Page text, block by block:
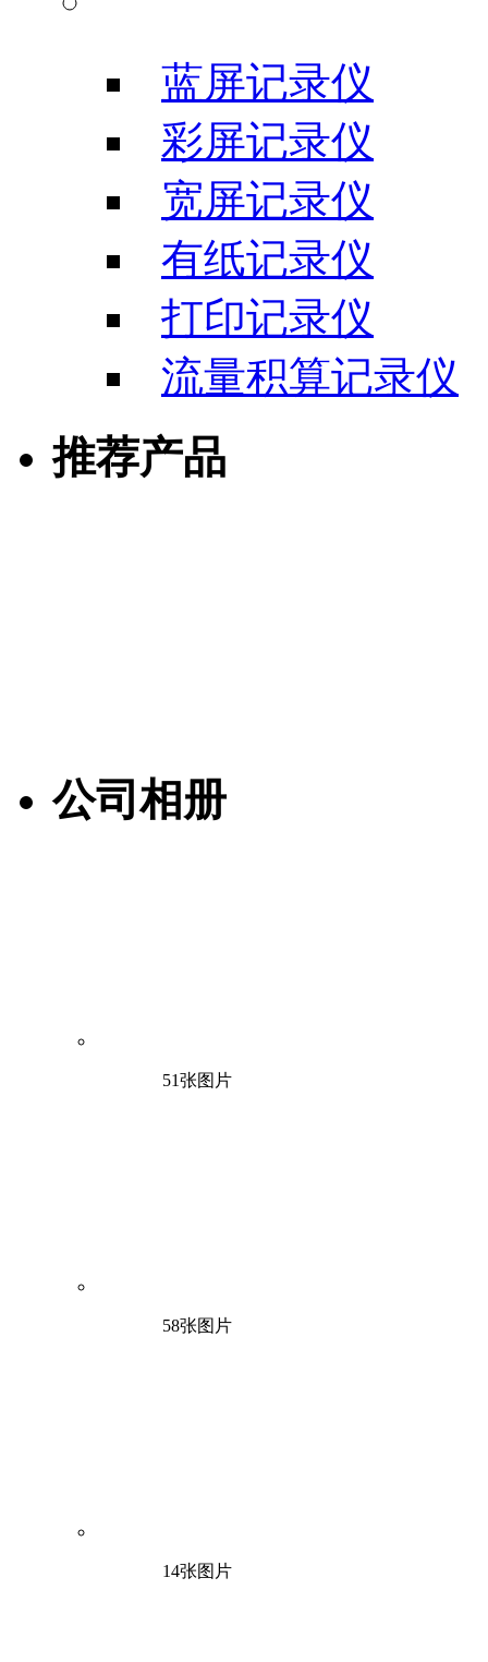
蓝屏记录仪
彩屏记录仪
宽屏记录仪
有纸记录仪
打印记录仪
流量积算记录仪
推荐产品
公司相册
51张图片
58张图片
14张图片